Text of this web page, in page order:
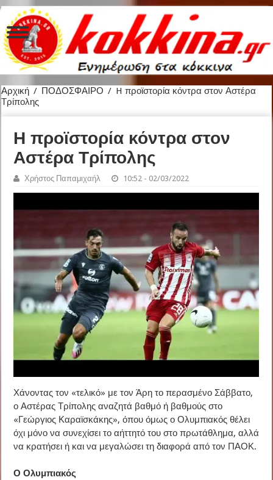
Αρχική / ΠΟΔΟΣΦΑΙΡΟ / H προϊστορία κόντρα στον Αστέρα
Τρίπολης
H προϊστορία κόντρα στον
Αστέρα Τρίπολης
Χρήστος Παπαμιχαήλ 10:52 - 02/03/2022
Χάνοντας τον «τελικό» με τον Άρη το περασμένο Σάββατο,
ο Αστέρας Τρίπολης αναζητά βαθμό ή βαθμούς στο
«Γεώργιος Καραϊσκάκης», όπου όμως ο Ολυμπιακός θέλει
όχι μόνο να συνεχίσει το αήττητό του στο πρωτάθλημα, αλλά
να κρατήσει ή και να μεγαλώσει τη διαφορά από τον ΠΑΟΚ.
Ο Ολυμπιακός